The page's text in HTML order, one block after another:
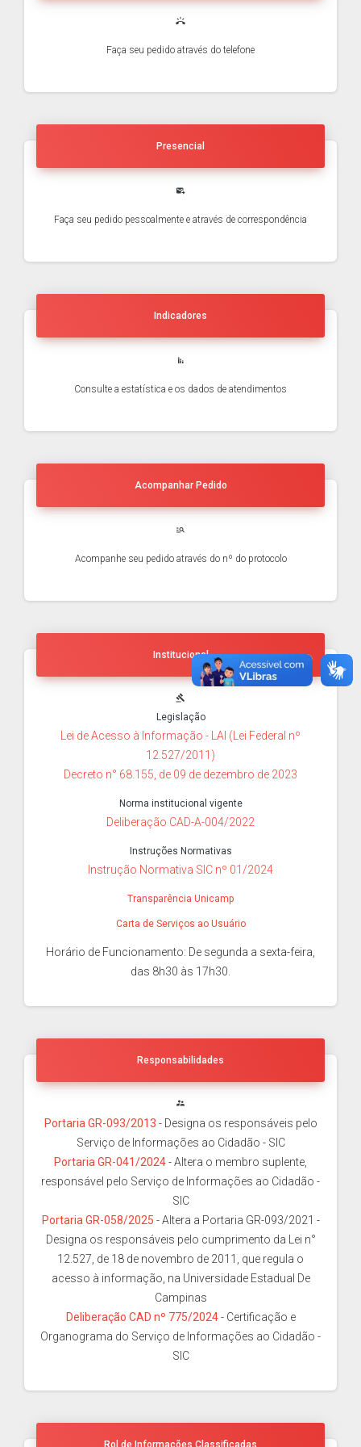
ring_volume
Faça seu pedido através do telefone
Presencial
outgoing_mail
Faça seu pedido pessoalmente e através de correspondência
Indicadores
stacked_bar_chart
Consulte a estatística e os dados de atendimentos
Acompanhar Pedido
manage_search
Acompanhe seu pedido através do nº do protocolo
Institucional
gavel
Legislação
Lei de Acesso à Informação - LAI (Lei Federal nº
12.527/2011)
Decreto n° 68.155, de 09 de dezembro de 2023
Norma institucional vigente
Deliberação CAD-A-004/2022
Instruções Normativas
Instrução Normativa SIC nº 01/2024
Transparência Unicamp
Carta de Serviços ao Usuário
Horário de Funcionamento: De segunda a sexta-feira,
das 8h30 às 17h30.
Responsabilidades
supervisor_account
Portaria GR-093/2013 - Designa os responsáveis pelo
Serviço de Informações ao Cidadão - SIC
Portaria GR-041/2024- Altera o membro suplente,
responsável pelo Serviço de Informações ao Cidadão -
SIC
Portaria GR-058/2025 - Altera a Portaria GR-093/2021 -
Designa os responsáveis pelo cumprimento da Lei n°
12.527, de 18 de novembro de 2011, que regula o
acesso à informação, na Universidade Estadual De
Campinas
Deliberação CAD nº 775/2024- Certificação e
Organograma do Serviço de Informações ao Cidadão -
SIC
Rol de Informações Classificadas